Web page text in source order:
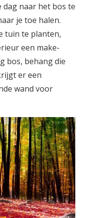
dag naar het bos te
je toe halen.
tuin te planten,
een make-
bos, behang die
er een
wand voor